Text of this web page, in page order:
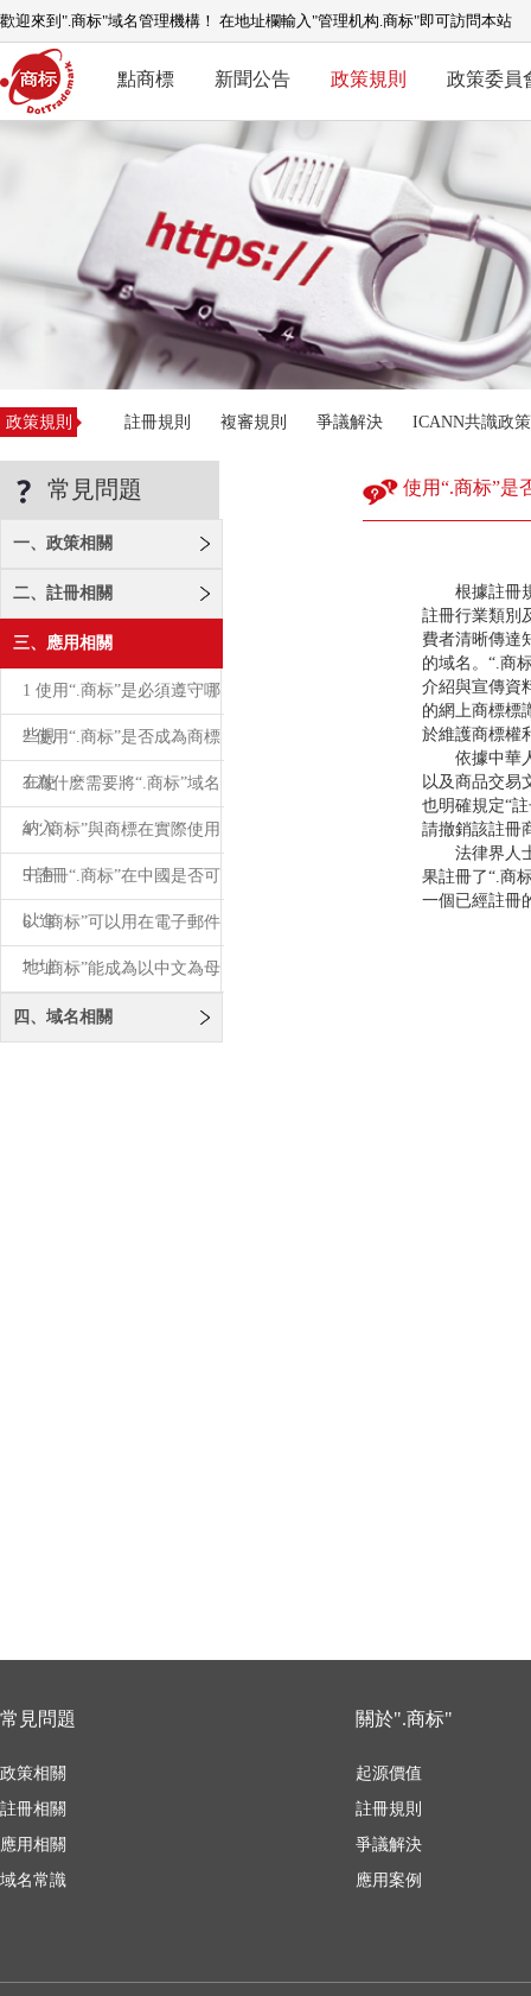
歡迎來到".商标"域名管理機構！ 在地址欄輸入"管理机构.商标"即可訪問本站
點商標 新聞公告 政策規則 政策委員
政策規則 註冊規則 複審規則 爭議解決 ICANN共識政策
常見問題
一、政策相關
二、註冊相關
三、應用相關
1 使用“.商标”是必須遵守哪
些規
2 使用“.商标”是否成為商標
在使
3 為什麽需要將“.商标”域名
納入
4 “.商标”與商標在實際使用
中有
5 註冊“.商标”在中國是否可
以進
6 “.商标”可以用在電子郵件
地址
7 “.商标”能成為以中文為母
語的
四、域名相關
使用“.商标”是
根據註冊規
註冊行業類別
費者清晰傳達
的域名。“.商
介紹與宣傳資
的網上商標標
於維護商標權
依據中華人
以及商品交易
也明確規定“
請撤銷該註冊
法律界人士
果註冊了“.商
一個已經註冊
常見問題
政策相關
註冊相關
應用相關
域名常識
關於".商标"
起源價值
註冊規則
爭議解決
應用案例